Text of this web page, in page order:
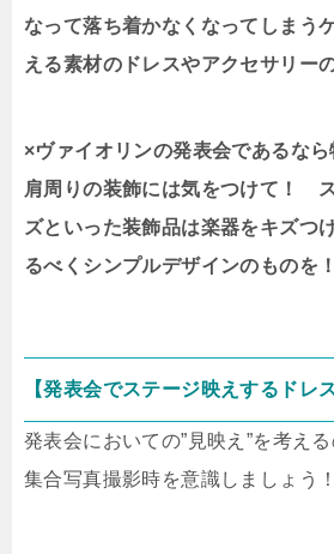
なって落ち着かなくなってしまう
える素材のドレスやアクセサリー
×ヴァイオリンの発表会であるなら
肩周りの装飾には気をつけて！
ズといった装飾品は楽器をキズつ
るべくシンプルデザインのものを！
【発表会でステージ映えするドレ
発表会においての”見映え”を考え
集合写真撮影時を意識しましょう！